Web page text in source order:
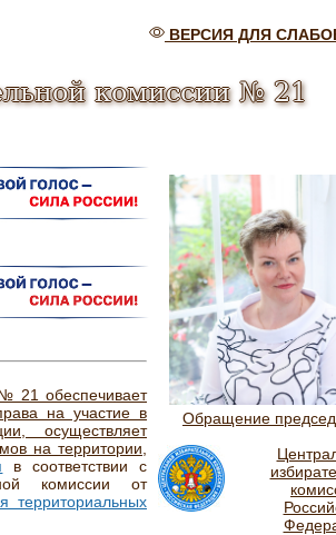
ВЕРСИЯ ДЛЯ
комиссии № 21
21 обеспечивает
на участие в
осуществляет
на территории,
в соответствии с
комиссии от
территориальных
Обращение